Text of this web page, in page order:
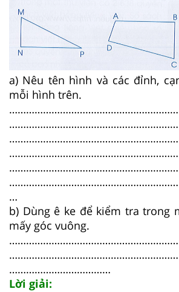
a) Nêu tên hình và các đỉnh,
mỗi hình trên.
…
b) Dùng ê ke để kiểm tra trong
mấy góc vuông.
………………………………
Lời giải: